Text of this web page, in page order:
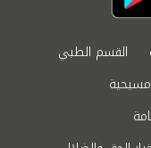
القسم الطبي